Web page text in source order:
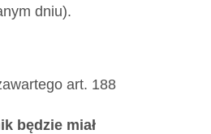
dniu).
art. 188
będzie miał